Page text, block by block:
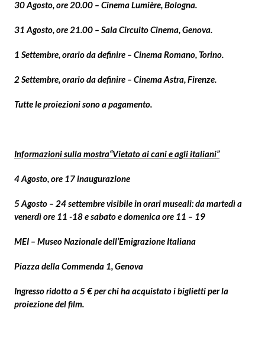
30 Agosto, ore 20.00 – Cinema Lumière, Bologna.
31 Agosto, ore 21.00 – Sala Circuito Cinema, Genova.
1 Settembre, orario da definire – Cinema Romano, Torino.
2 Settembre, orario da definire – Cinema Astra, Firenze.
Tutte le proiezioni sono a pagamento.
Informazioni sulla mostra“Vietato ai cani e agli italiani”
4 Agosto, ore 17 inaugurazione
5 Agosto – 24 settembre visibile in orari museali: da martedì a
venerdì ore 11 -18 e sabato e domenica ore 11 – 19
MEI – Museo Nazionale dell’Emigrazione Italiana
Piazza della Commenda 1, Genova
Ingresso ridotto a 5 € per chi ha acquistato i biglietti per la
proiezione del film.